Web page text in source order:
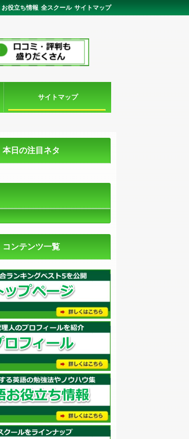
サイトマップ
全スクール
お役立ち情報
サイトマップ
本日の注目ネタ
コンテンツ一覧